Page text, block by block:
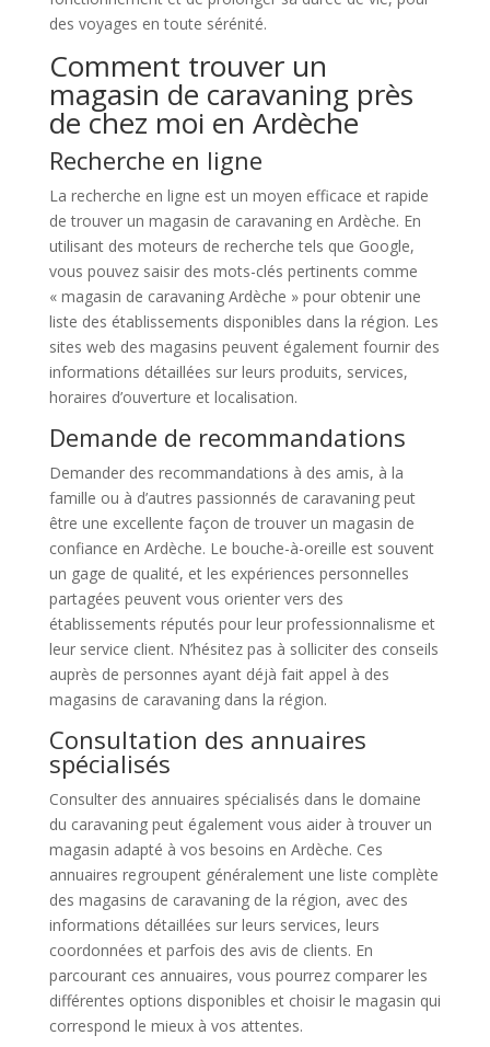
des voyages en toute sérénité.
Comment trouver un
magasin de caravaning près
de chez moi en Ardèche
Recherche en ligne
La recherche en ligne est un moyen efficace et rapide
de trouver un magasin de caravaning en Ardèche. En
utilisant des moteurs de recherche tels que Google,
vous pouvez saisir des mots-clés pertinents comme
« magasin de caravaning Ardèche » pour obtenir une
liste des établissements disponibles dans la région. Les
sites web des magasins peuvent également fournir des
informations détaillées sur leurs produits, services,
horaires d’ouverture et localisation.
Demande de recommandations
Demander des recommandations à des amis, à la
famille ou à d’autres passionnés de caravaning peut
être une excellente façon de trouver un magasin de
confiance en Ardèche. Le bouche-à-oreille est souvent
un gage de qualité, et les expériences personnelles
partagées peuvent vous orienter vers des
établissements réputés pour leur professionnalisme et
leur service client. N’hésitez pas à solliciter des conseils
auprès de personnes ayant déjà fait appel à des
magasins de caravaning dans la région.
Consultation des annuaires
spécialisés
Consulter des annuaires spécialisés dans le domaine
du caravaning peut également vous aider à trouver un
magasin adapté à vos besoins en Ardèche. Ces
annuaires regroupent généralement une liste complète
des magasins de caravaning de la région, avec des
informations détaillées sur leurs services, leurs
coordonnées et parfois des avis de clients. En
parcourant ces annuaires, vous pourrez comparer les
différentes options disponibles et choisir le magasin qui
correspond le mieux à vos attentes.